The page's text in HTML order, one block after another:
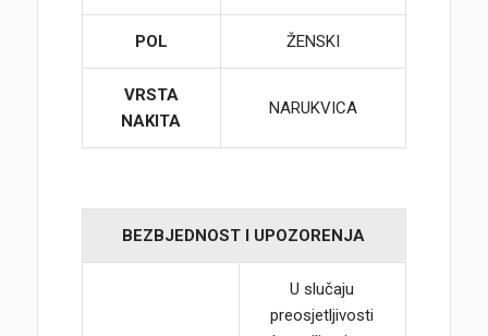
POL ŽENSKI
VRSTA
NAKITA
NARUKVICA
BEZBJEDNOST I UPOZORENJA
U slučaju
preosjetljivosti